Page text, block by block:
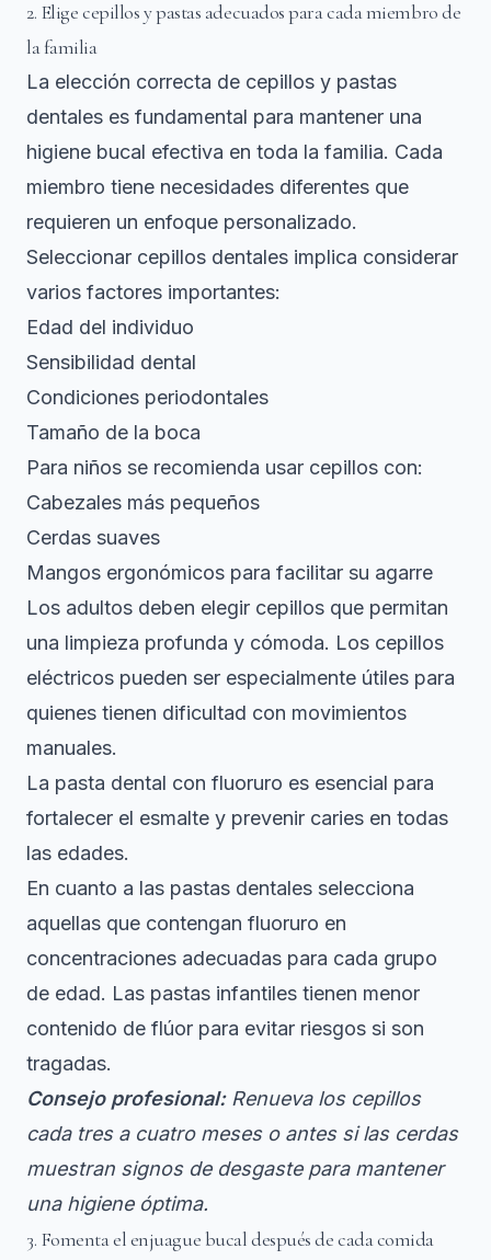
2. Elige cepillos y pastas adecuados para cada miembro de
la familia
La elección correcta de cepillos y pastas
dentales es fundamental para mantener una
higiene bucal efectiva en toda la familia. Cada
miembro tiene necesidades diferentes que
requieren un enfoque personalizado.
Seleccionar cepillos dentales implica considerar
varios factores importantes:
Edad del individuo
Sensibilidad dental
Condiciones periodontales
Tamaño de la boca
Para niños se recomienda usar cepillos con:
Cabezales más pequeños
Cerdas suaves
Mangos ergonómicos para facilitar su agarre
Los adultos deben elegir cepillos que permitan
una limpieza profunda y cómoda. Los cepillos
eléctricos pueden ser especialmente útiles para
quienes tienen dificultad con movimientos
manuales.
La pasta dental con fluoruro es esencial para
fortalecer el esmalte y prevenir caries en todas
las edades.
En cuanto a las pastas dentales selecciona
aquellas que contengan fluoruro en
concentraciones adecuadas para cada grupo
de edad. Las pastas infantiles tienen menor
contenido de flúor para evitar riesgos si son
tragadas.
Consejo profesional: Renueva los cepillos
cada tres a cuatro meses o antes si las cerdas
muestran signos de desgaste para mantener
una higiene óptima.
3. Fomenta el enjuague bucal después de cada comida